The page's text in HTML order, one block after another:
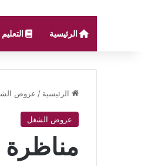
الرئيسية التعليم
الرئيسية / عروض
عروض الشغل